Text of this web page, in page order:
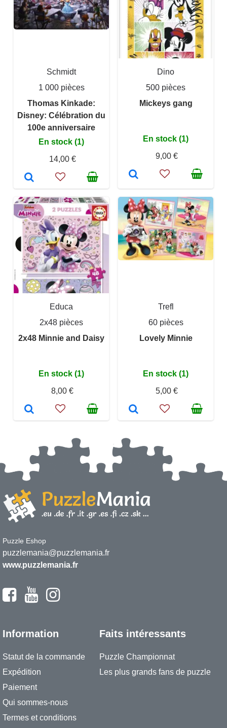
Schmidt
1 000 pièces
Thomas Kinkade:
Disney: Célébration du
100e anniversaire
En stock (1)
14,00 €
Dino
500 pièces
Mickeys gang
En stock (1)
9,00 €
Educa
2x48 pièces
2x48 Minnie and Daisy
En stock (1)
8,00 €
Trefl
60 pièces
Lovely Minnie
En stock (1)
5,00 €
Puzzle Eshop
puzzlemania@puzzlemania.fr
www.puzzlemania.fr
Information
Statut de la commande
Expédition
Paiement
Qui sommes-nous
Termes et conditions
Faits intéressants
Puzzle Championnat
Les plus grands fans de puzzle